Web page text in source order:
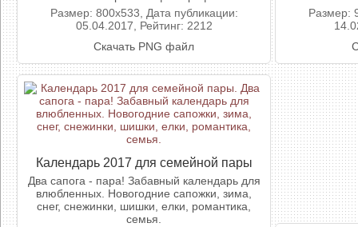
Размер: 800x533, Дата публикации:
05.04.2017, Рейтинг: 2212
Скачать PNG файл
Размер:
Календарь 2017 для семейной пары
Два сапога - пара! Забавный календарь для
влюбленных. Новогодние сапожки, зима,
снег, снежинки, шишки, елки, романтика,
семья.